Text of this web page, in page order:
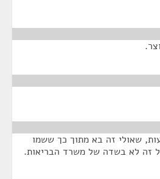
שאולי זה בא מתוך כך ששמו
זה לא בשדה של משרד הבריאות.